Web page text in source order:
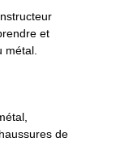
et
métal.
de